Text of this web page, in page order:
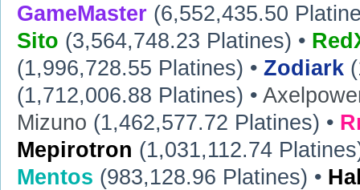
GameMaster (6,552,435.50
Sito (3,564,748.23 Platines) •
(1,996,728.55 Platines) • Zodiark
(1,712,006.88 Platines) •
Mizuno (1,462,577.72 Platines) •
Mepirotron (1,031,112.74
Mentos (983,128.96 Platines) •